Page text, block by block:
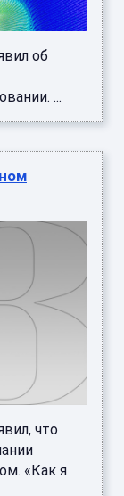
об
...
что
«Как я